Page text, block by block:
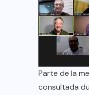
Parte de la
consultada